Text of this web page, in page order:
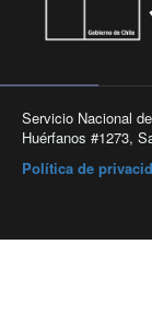
Servicio Nacional
Huérfanos #1273,
Política de